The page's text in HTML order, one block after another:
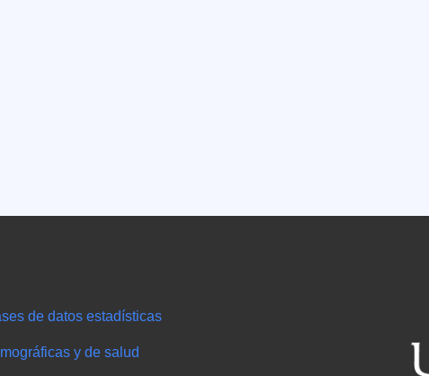
de datos estadísticas
y de salud